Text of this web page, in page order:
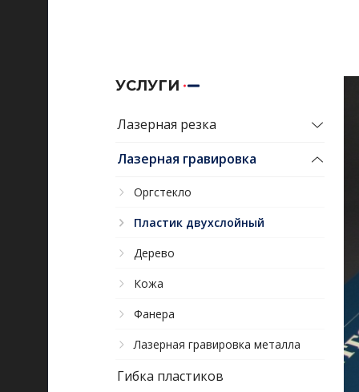
УСЛУГИ
Лазерная резка
Лазерная гравировка
Оргстекло
Пластик двухслойный
Дерево
Кожа
Фанера
Лазерная гравировка металла
Гибка пластиков